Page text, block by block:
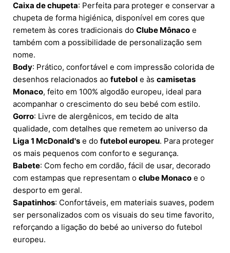
Caixa de chupeta: Perfeita para proteger e conservar a
chupeta de forma higiénica, disponível em cores que
remetem às cores tradicionais do Clube Mônaco e
também com a possibilidade de personalização sem
nome.
Body: Prático, confortável e com impressão colorida de
desenhos relacionados ao futebol e às camisetas
Monaco, feito em 100% algodão europeu, ideal para
acompanhar o crescimento do seu bebé com estilo.
Gorro: Livre de alergênicos, em tecido de alta
qualidade, com detalhes que remetem ao universo da
Liga 1 McDonald's e do futebol europeu. Para proteger
os mais pequenos com conforto e segurança.
Babete: Com fecho em cordão, fácil de usar, decorado
com estampas que representam o clube Monaco e o
desporto em geral.
Sapatinhos: Confortáveis, em materiais suaves, podem
ser personalizados com os visuais do seu time favorito,
reforçando a ligação do bebé ao universo do futebol
europeu.